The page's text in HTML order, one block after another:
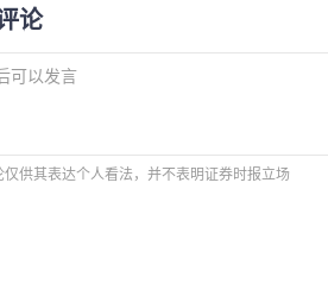
论
可以发言
仅供其表达个人看法，并不表明证券时报立场